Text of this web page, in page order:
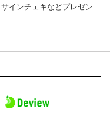
インチェキなどプレゼン